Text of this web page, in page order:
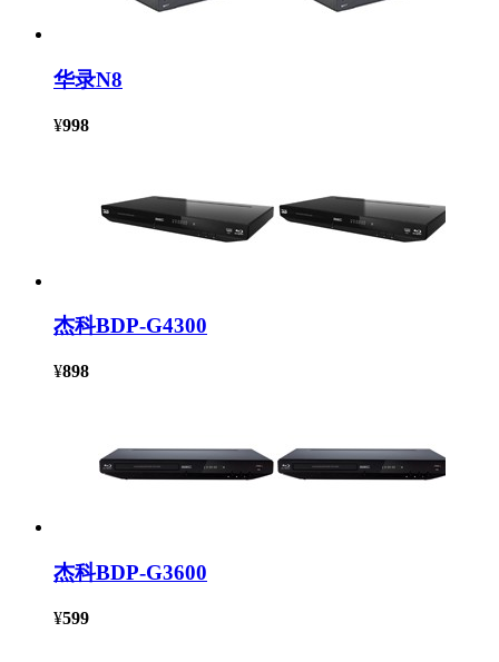
华录N8
¥998
杰科BDP-G4300
¥898
杰科BDP-G3600
¥599